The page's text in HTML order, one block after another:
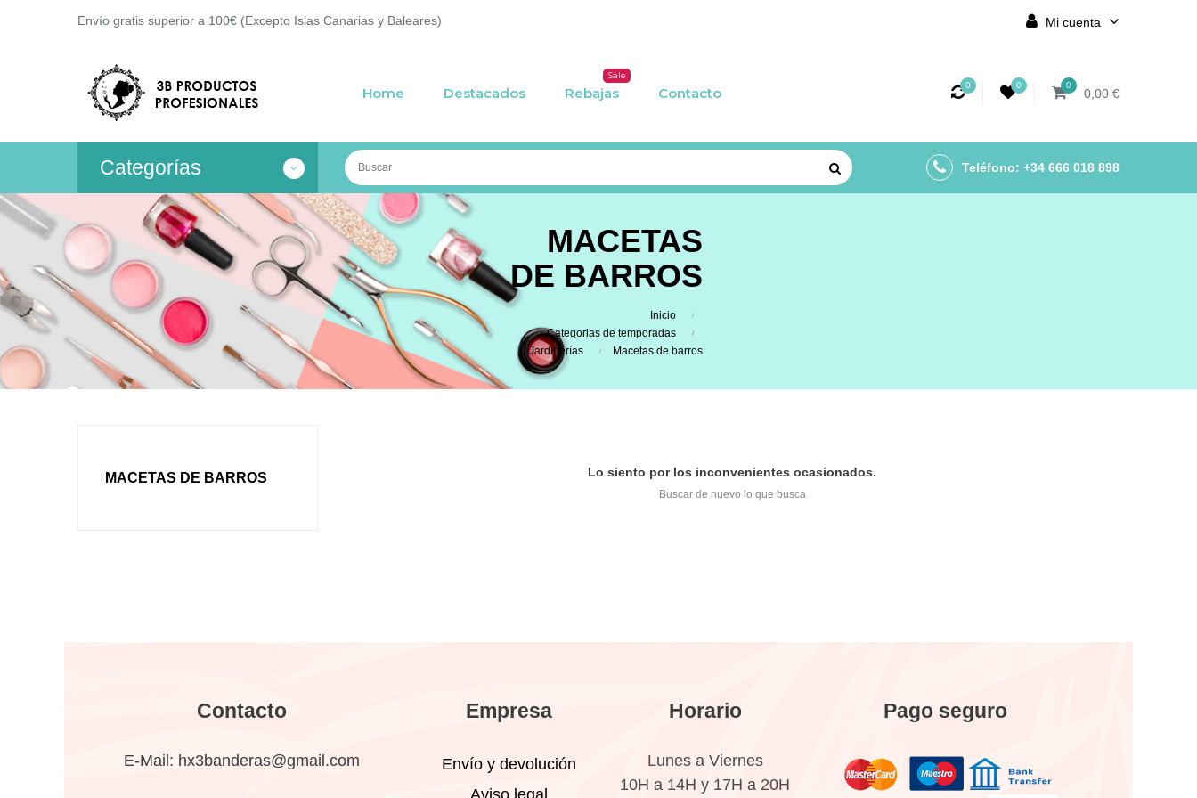
Envío gratis superior a 100€ (Excepto Islas Canarias y Baleares) Mi cuenta
Home Destacados Rebajas
Sale
Contacto 0 0 0
0,00 €
Categorías Teléfono: +34 666 018 898
MACETAS
DE BARROS
Inicio
Categorias de temporadas
Jardinerías
Macetas de barros
MACETAS DE BARROS Lo siento por los inconvenientes ocasionados.
Buscar de nuevo lo que busca
Contacto
E-Mail: hx3banderas@gmail.com
Empresa
Envío y devolución
Aviso legal
Horario
Lunes a Viernes
10H a 14H y 17H a 20H
Pago seguro